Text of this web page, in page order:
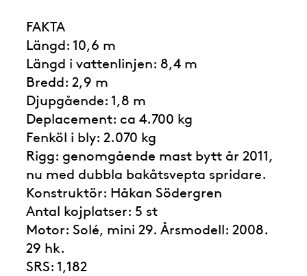
FAKTA
Längd: 10,6 m
Längd i vattenlinjen: 8,4 m
Bredd: 2,9 m
Djupgående: 1,8 m
Deplacement: ca 4.700 kg
Fenköl i bly: 2.070 kg
Rigg: genomgående mast bytt år 2011,
nu med dubbla bakåtsvepta spridare.
Konstruktör: Håkan Södergren
Antal kojplatser: 5 st
Motor: Solé, mini 29. Årsmodell: 2008.
29 hk.
SRS: 1,182